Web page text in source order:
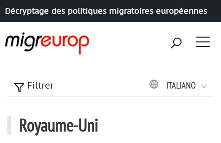
Décryptage des politiques migratoires européennes
Filtrer ITALIANO
Royaume-Uni